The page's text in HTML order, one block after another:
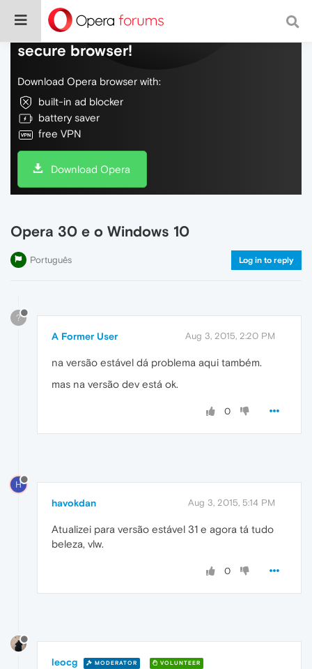
Do more on the web, with a fast and
secure browser!
Download Opera browser with:
built-in ad blocker
battery saver
free VPN
Download Opera
Opera 30 e o Windows 10
Português Log in to reply
?
A Former User Aug 3, 2015, 2:20 PM
na versão estável dá problema aqui também.
mas na versão dev está ok.
0
H
havokdan Aug 3, 2015, 5:14 PM
Atualizei para versão estável 31 e agora tá tudo
beleza, vlw.
0
leocg MODERATOR VOLUNTEER